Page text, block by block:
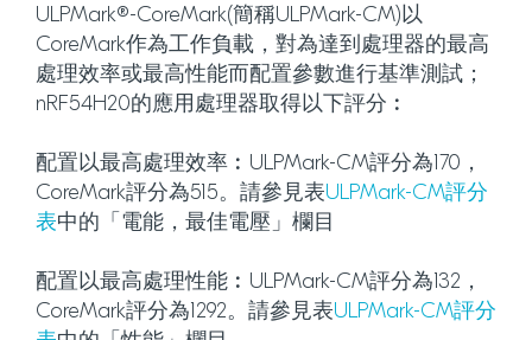
ULPMark®-CoreMark(簡稱ULPMark-CM)以
CoreMark作為工作負載，對為達到處理器的最高
處理效率或最高性能而配置參數進行基準測試；
nRF54H20的應用處理器取得以下評分︰
配置以最高處理效率︰ULPMark-CM評分為170，
CoreMark評分為515。請參見表ULPMark-CM評分
表中的「電能，最佳電壓」欄目
配置以最高處理性能︰ULPMark-CM評分為132，
CoreMark評分為1292。請參見表ULPMark-CM評分